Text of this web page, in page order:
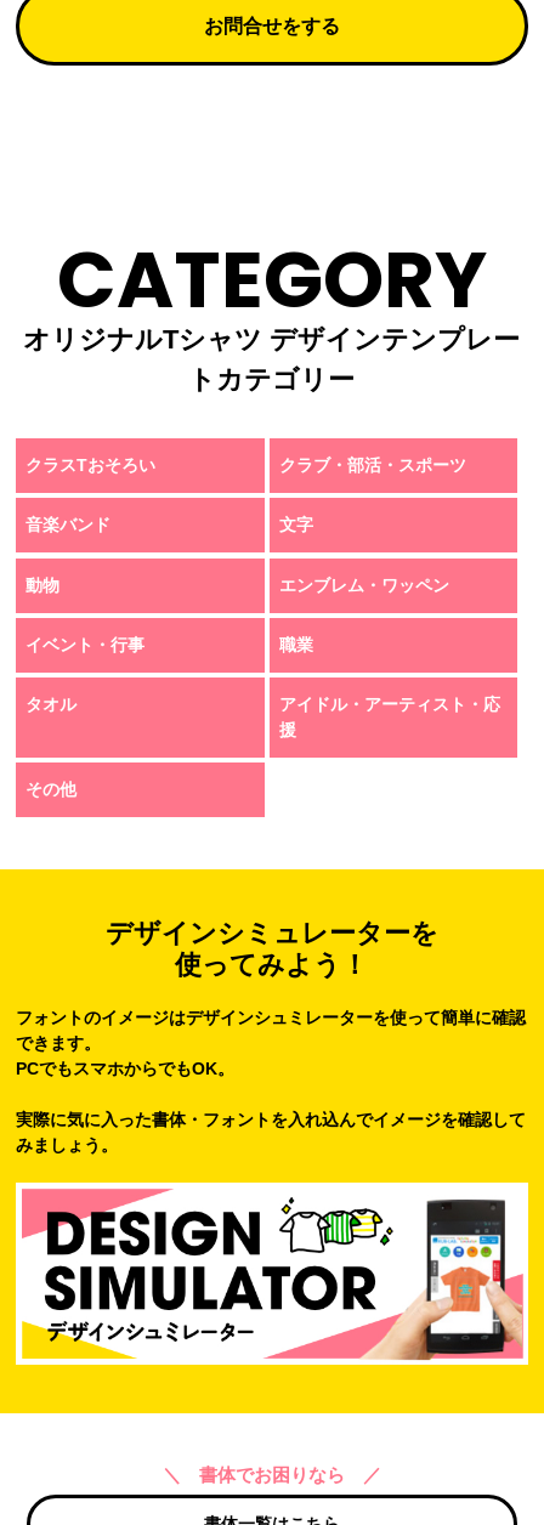
お問合せをする
CATEGORY
オリジナルTシャツ デザインテンプレー
トカテゴリー
クラスTおそろい クラブ・部活・スポーツ
音楽バンド 文字
動物 エンブレム・ワッペン
イベント・行事 職業
タオル
アイドル・アーティスト・応
援
その他
デザインシミュレーターを
使ってみよう！
フォントのイメージはデザインシュミレーターを使って簡単に確認
できます。
PCでもスマホからでもOK。
実際に気に入った書体・フォントを入れ込んでイメージを確認して
みましょう。
＼ 書体でお困りなら ／